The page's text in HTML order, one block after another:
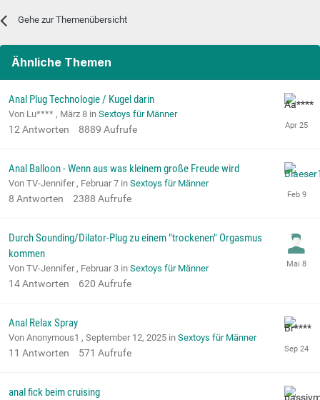
Gehe zur Themenübersicht
Ähnliche Themen
Anal Plug Technologie / Kugel darin
Von Lu**** , März 8 in Sextoys für Männer
12Antworten 8889 Aufrufe
Anal Balloon - Wenn aus was kleinem große Freude wird
Von TV-Jennifer , Februar 7 in Sextoys für Männer
8 Antworten 2388 Aufrufe
Durch Sounding/Dilator-Plug zu einem "trockenen" Orgasmus
kommen
Von TV-Jennifer , Februar 3 in Sextoys für Männer
14Antworten 620 Aufrufe
Anal Relax Spray
Von Anonymous1 , September 12, 2025 in Sextoys für Männer
11 Antworten 571 Aufrufe
anal fick beim cruising